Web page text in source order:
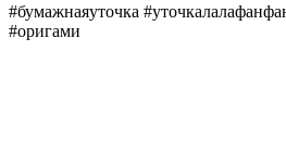
#бумажнаяуточка
#оригами